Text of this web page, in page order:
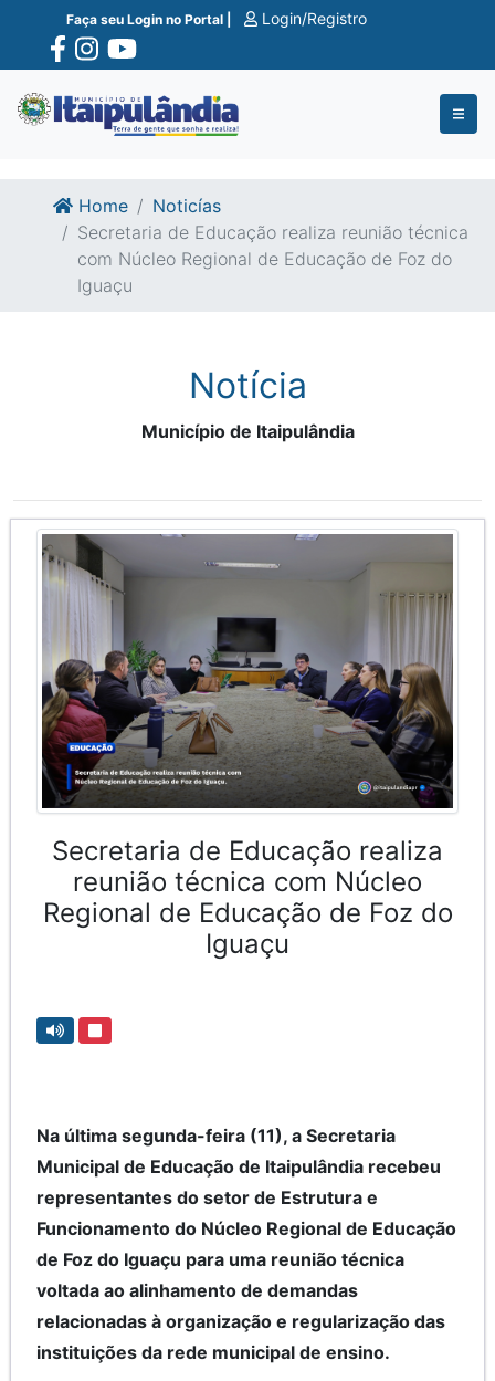
Ir para o conte�do
Ir para o fim do conte�do
Faça seu Login no Portal | Login/Registro
Home
Noticías
Secretaria de Educação realiza reunião técnica
com Núcleo Regional de Educação de Foz do
Iguaçu
Notícia
Município de Itaipulândia
Secretaria de Educação realiza
reunião técnica com Núcleo
Regional de Educação de Foz do
Iguaçu
Na última segunda-feira (11), a Secretaria
Municipal de Educação de Itaipulândia recebeu
representantes do setor de Estrutura e
Funcionamento do Núcleo Regional de Educação
de Foz do Iguaçu para uma reunião técnica
voltada ao alinhamento de demandas
relacionadas à organização e regularização das
instituições da rede municipal de ensino.